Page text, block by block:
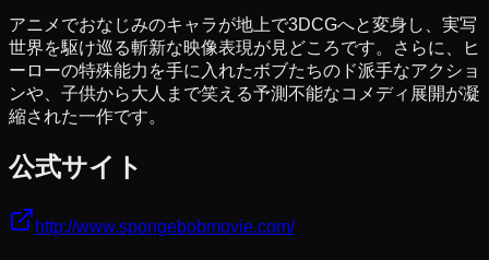
アニメでおなじみのキャラが地上で3DCGへと変身し、実写
世界を駆け巡る斬新な映像表現が見どころです。さらに、ヒ
ーローの特殊能力を手に入れたボブたちのド派手なアクショ
ンや、子供から大人まで笑える予測不能なコメディ展開が凝
縮された一作です。
公式サイト
http://www.spongebobmovie.com/